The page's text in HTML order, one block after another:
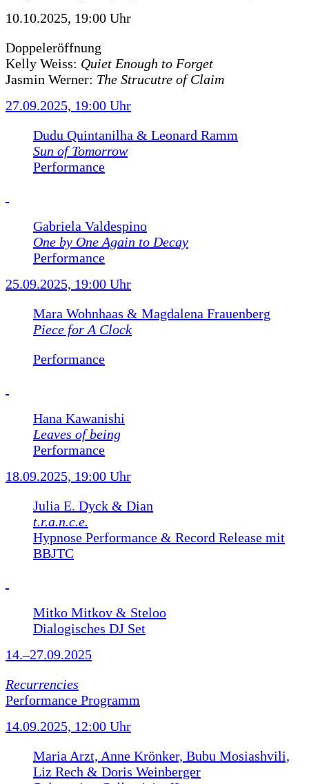
10.10.2025, 19:00 Uhr
Doppeleröffnung
Kelly Weiss: Quiet Enough to Forget
Jasmin Werner: The Strucutre of Claim
27.09.2025, 19:00 Uhr
Dudu Quintanilha & Leonard Ramm
Sun of Tomorrow
Performance
Gabriela Valdespino
One by One Again to Decay
Performance
25.09.2025, 19:00 Uhr
Mara Wohnhaas & Magdalena Frauenberg
Piece for A Clock
Performance
Hana Kawanishi
Leaves of being
Performance
18.09.2025, 19:00 Uhr
Julia E. Dyck & Dian
t.r.a.n.c.e.
Hypnose Performance & Record Release mit
BBJTC
Mitko Mitkov & Steloo
Dialogisches DJ Set
14.–27.09.2025
Recurrencies
Performance Programm
14.09.2025, 12:00 Uhr
Maria Arzt, Anne Krönker, Bubu Mosiashvili,
Liz Rech & Doris Weinberger